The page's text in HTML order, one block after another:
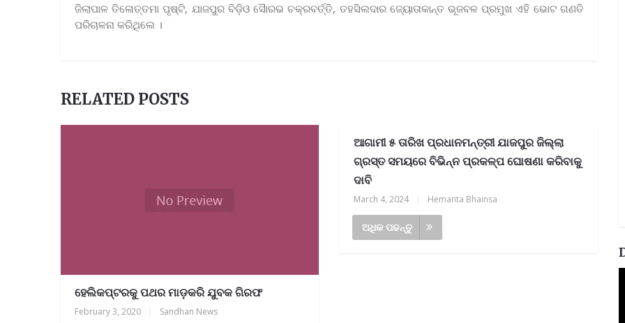
ଜିଲାପାଳ ତିଳୋତ୍ତମା ପୃଷ୍ଟି, ଯାଜପୁର ବିଡ଼ିଓ ସୈାରଭ ଚକ୍ରବର୍ତ୍ତି, ତହସିଲଦାର ଜ୍ୟୋତାକାନ୍ତ ଭୂଜବଳ ପ୍ରମୁଖ ଏହି ଭୋଟ ଗଣତି
ପରିଚାଳନା କରିଥିଲେ ।
RELATED POSTS
ହେଲିକପ୍ଟରକୁ ପଥର ମାଡ଼କରି ଯୁବକ ଗିରଫ
February 3, 2020 Sandhan News
ଆଗାମୀ ୫ ତାରିଖ ପ୍ରଧାନମନ୍ତ୍ରୀ ଯାଜପୁର ଜିଲ୍ଲା
ଗ୍ରସ୍ତ ସମୟରେ ବିଭିନ୍ନ ପ୍ରକଳ୍ପ ଘୋଷଣା କରିବାକୁ
ଦାବି
March 4, 2024 Hemanta Bhainsa
ଅଧିକ ପଢନ୍ତୁ